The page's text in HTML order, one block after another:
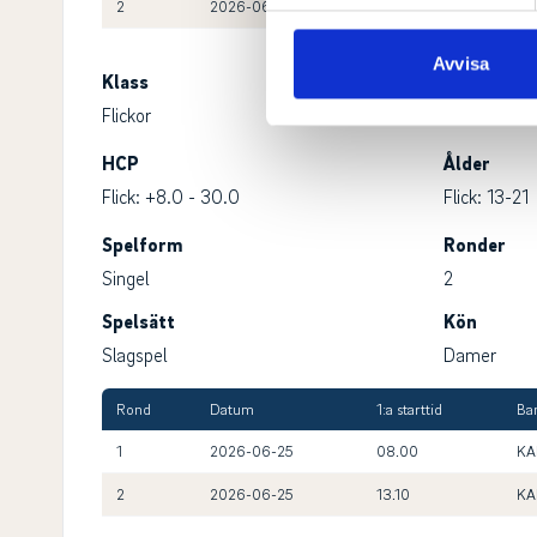
sociala medier och
till de sociala medier och
Avvisa
2 2026-06-25 13.10
Klass
Flickor
HCP
Flick: +8.0 - 30.0
Ålder
Flick: 13-21
Spelform
Singel
Ronder
2
Spelsätt
Slagspel
Kön
Damer
Rond Datum 1:a starttid
1 2026-06-25 08.00
2 2026-06-25 13.10